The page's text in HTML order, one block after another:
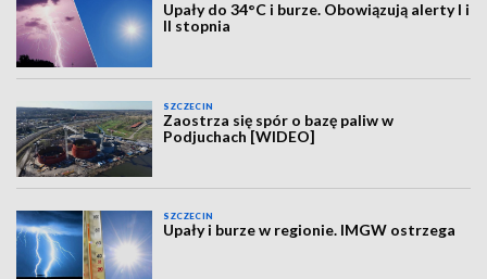
Upały do 34°C i burze. Obowiązują alerty I i
II stopnia
SZCZECIN
Zaostrza się spór o bazę paliw w
Podjuchach [WIDEO]
SZCZECIN
Upały i burze w regionie. IMGW ostrzega